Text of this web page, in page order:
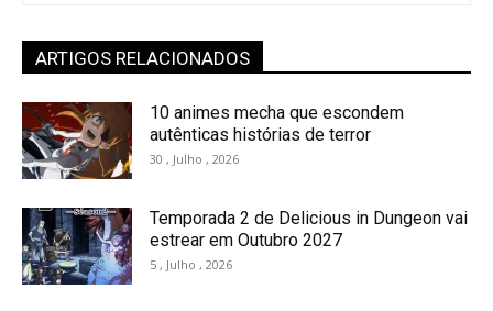
ARTIGOS RELACIONADOS
10 animes mecha que escondem
autênticas histórias de terror
30 , Julho , 2026
Temporada 2 de Delicious in Dungeon vai
estrear em Outubro 2027
5 , Julho , 2026